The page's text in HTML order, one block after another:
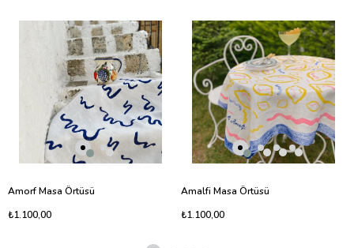
Amorf Masa Örtüsü
₺1.100,00
Amalfi Masa Örtüsü
₺1.100,00